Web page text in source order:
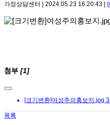
가정상담센터 | 2024.05.23 16:20:43 |
첨부 [1]
[크기변환]여성주의홍보지.jpg
목록